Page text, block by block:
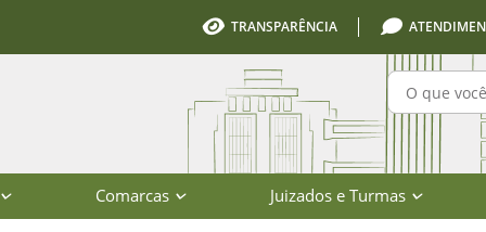
TRANSPARÊNCIA
Comarcas Juizados e Turmas